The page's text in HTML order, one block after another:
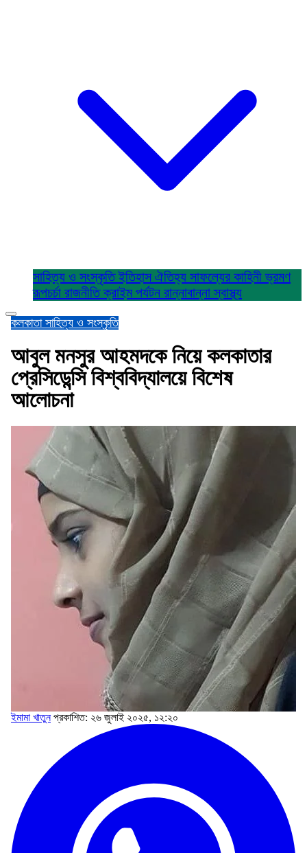
সাহিত্য ও সংস্কৃতিইতিহাস ঐতিহ্য সাফল্যের কাহিনীভ্রমণ
রূপচর্চা রাজনীতিক্রাইম পর্যটন রান্নাবান্নাস্বাস্থ্য
কলকাতা সাহিত্য ও সংস্কৃতি
আবুল মনসুর আহমদকে নিয়ে কলকাতার
প্রেসিডেন্সি বিশ্ববিদ্যালয়ে বিশেষ
আলোচনা
ইমামা খাতুন প্রকাশিত: ২৬ জুলাই ২০২৫, ১২:২০